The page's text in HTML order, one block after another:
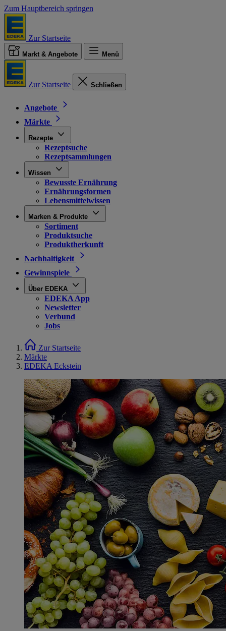
Zum Hauptbereich springen
Zur Startseite
Markt & Angebote Menü
Zur Startseite Schließen
Angebote
Märkte
Rezepte
Rezeptsuche
Rezeptsammlungen
Wissen
Bewusste Ernährung
Ernährungsformen
Lebensmittelwissen
Marken & Produkte
Sortiment
Produktsuche
Produktherkunft
Nachhaltigkeit
Gewinnspiele
Über EDEKA
EDEKA App
Newsletter
Verbund
Jobs
Zur Startseite
Märkte
EDEKA Eckstein